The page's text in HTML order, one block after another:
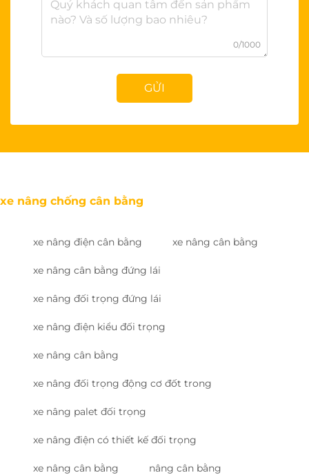
0/1000
GỬI
xe nâng chống cân bằng
xe nâng điện cân bằng xe nâng cân bằng
xe nâng cân bằng đứng lái
xe nâng đối trọng đứng lái
xe nâng điện kiểu đối trọng
xe nâng cân bằng
xe nâng đối trọng động cơ đốt trong
xe nâng palet đối trọng
xe nâng điện có thiết kế đối trọng
xe nâng cân bằng nâng cân bằng